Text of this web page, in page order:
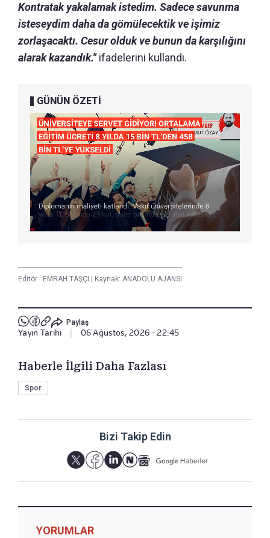
Kontratak yakalamak istedim. Sadece savunma
isteseydim daha da gömülecektik ve işimiz
zorlaşacaktı. Cesur olduk ve bunun da karşılığını
alarak kazandık."ifadelerini kullandı.
GÜNÜN ÖZETİ
Editör : EMRAH TAŞÇI Kaynak: ANADOLU AJANSI
Paylaş
Yayın Tarihi 06 Ağustos, 2026 - 22:45
Haberle İlgili Daha Fazlası
Spor
Bizi Takip Edin
YORUMLAR